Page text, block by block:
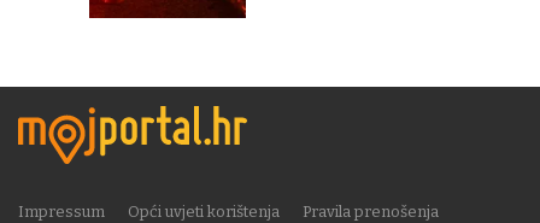
Impressum Opći uvjeti korištenja
Pravila prenošenja